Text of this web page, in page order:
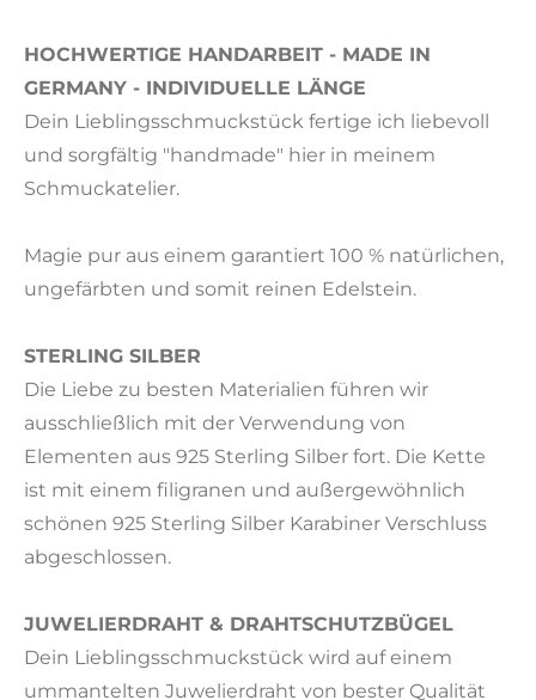
HOCHWERTIGE HANDARBEIT - MADE IN
GERMANY - INDIVIDUELLE LÄNGE
Dein Lieblingsschmuckstück fertige ich liebevoll
und sorgfältig "handmade" hier in meinem
Schmuckatelier.
Magie pur aus einem garantiert 100 % natürlichen,
ungefärbten und somit reinen Edelstein.
STERLING SILBER
Die Liebe zu besten Materialien führen wir
ausschließlich mit der Verwendung von
Elementen aus 925 Sterling Silber fort. Die Kette
ist mit einem filigranen und außergewöhnlich
schönen 925 Sterling Silber Karabiner Verschluss
abgeschlossen.
JUWELIERDRAHT & DRAHTSCHUTZBÜGEL
Dein Lieblingsschmuckstück wird auf einem
ummantelten Juwelierdraht von bester Qualität